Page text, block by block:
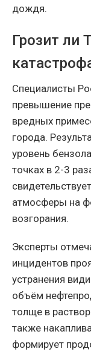
дождя.
Грозит ли
Специалисты
превышение
вредных
города.
уровень
точках в 2-3
атмосферы на
возгорания.
Эксперты
инцидентов
устранения
объём
толще в
также
формирует